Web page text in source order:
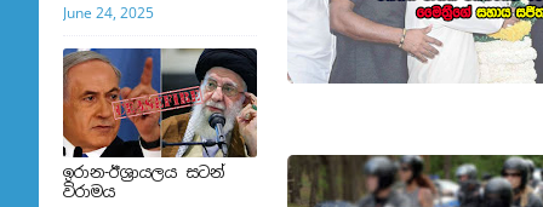
June 24, 2025
ඉරාන-ඊශ්‍රායලය සටන්
විරාමය